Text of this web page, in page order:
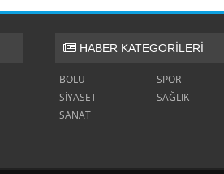
HABER KATEGORİLERİ
BOLU
SPOR
SİYASET
SAĞLIK
SANAT